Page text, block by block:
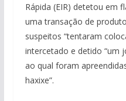
Rápida (EIR) detetou em
uma transação de
suspeitos “tentaram
intercetado e detido “um
ao qual foram
haxixe”.